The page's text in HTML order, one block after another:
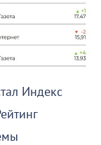
Индекс